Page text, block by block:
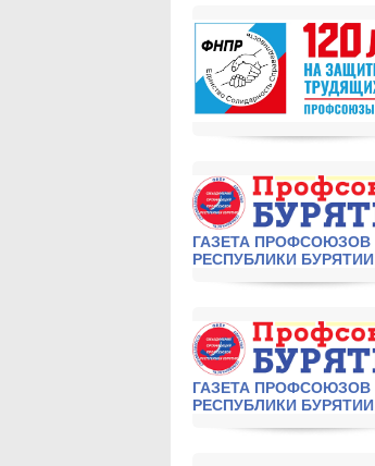
ГАЗЕТА ПРОФСОЮЗОВ
РЕСПУБЛИКИ БУРЯТИИ
ГАЗЕТА ПРОФСОЮЗОВ
РЕСПУБЛИКИ БУРЯТИИ